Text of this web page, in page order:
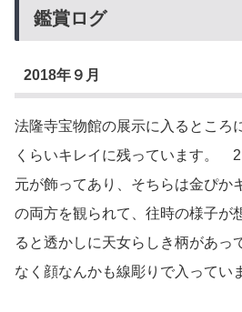
鑑賞ログ
2018年９月
法隆寺宝物館の展示に入るところ
くらいキレイに残っています。
元が飾ってあり、そちらは金ぴか
の両方を観られて、往時の様子
ると透かしに天女らしき柄があっ
なく顔なんかも線彫りで入ってい